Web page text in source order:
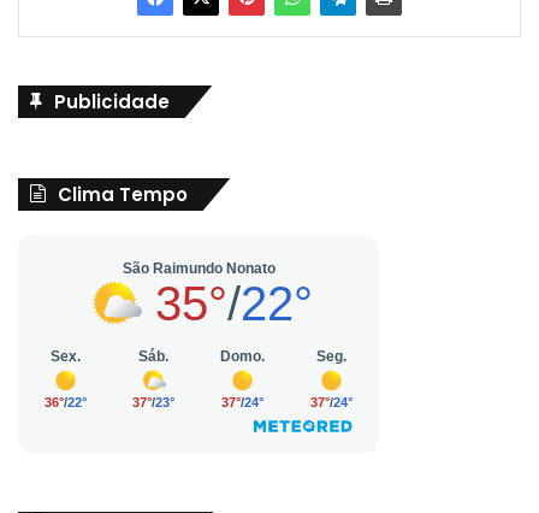
Publicidade
Clima Tempo